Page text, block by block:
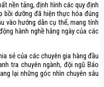
nền tảng, định hình các quy định
bồi dưỡng đã hiện thực hóa đúng
vào hướng dẫn cụ thể, mang tính
hành nghề hằng ngày của các
sẻ của các chuyên gia hàng đầu
tra chuyên ngành, đội ngũ Báo
lại những góc nhìn chuyên sâu